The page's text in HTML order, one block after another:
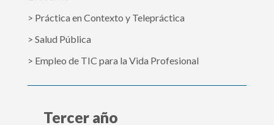
> Práctica en Contexto y Telepráctica
> Salud Pública
> Empleo de TIC para la Vida Profesional
Tercer año